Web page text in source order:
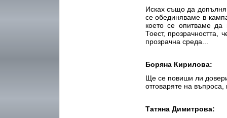
Исках също да
се обединяваме в
което се опитваме да
Тоест,
прозрачна среда...
Боряна Кирилова:
Ще се повиши ли
отговаряте на въпроса,
Татяна Димитрова: